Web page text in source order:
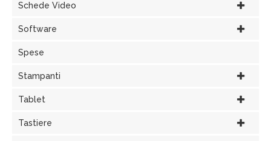
Schede Video
Software
Spese
Stampanti
Tablet
Tastiere